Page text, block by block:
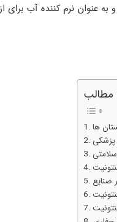
به عنوان نرم کننده آب
ها
پزشکی
صنایع